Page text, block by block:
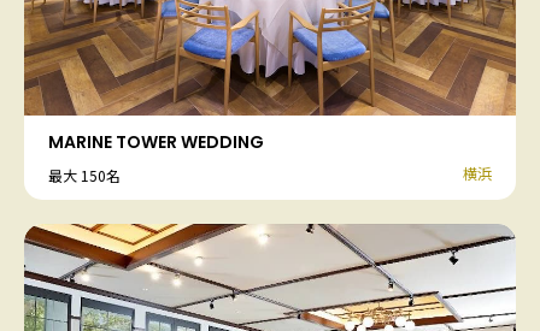
MARINE TOWER WEDDING
最大 150名 横浜